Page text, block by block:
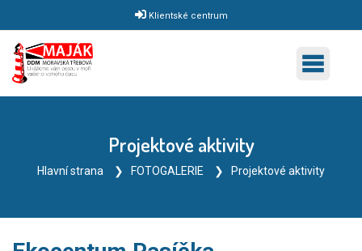
Klientské centrum
Projektové aktivity
Hlavní strana FOTOGALERIE Projektové aktivity